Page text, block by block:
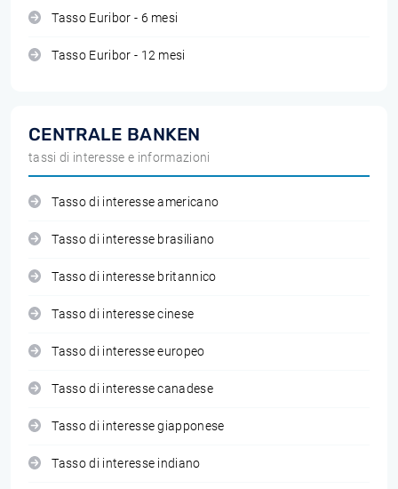
Tasso Euribor - 6 mesi
Tasso Euribor - 12 mesi
CENTRALE BANKEN
tassi di interesse e informazioni
Tasso di interesse americano
Tasso di interesse brasiliano
Tasso di interesse britannico
Tasso di interesse cinese
Tasso di interesse europeo
Tasso di interesse canadese
Tasso di interesse giapponese
Tasso di interesse indiano